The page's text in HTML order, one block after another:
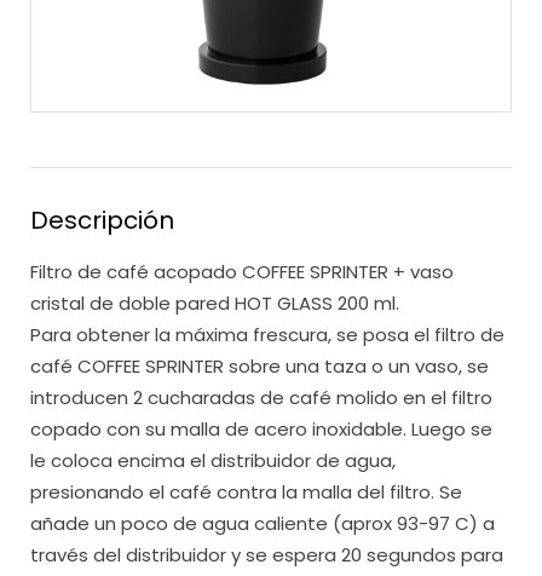
Descripción
Filtro de café acopado COFFEE SPRINTER + vaso
cristal de doble pared HOT GLASS 200 ml.
Para obtener la máxima frescura, se posa el filtro de
café COFFEE SPRINTER sobre una taza o un vaso, se
introducen 2 cucharadas de café molido en el filtro
copado con su malla de acero inoxidable. Luego se
le coloca encima el distribuidor de agua,
presionando el café contra la malla del filtro. Se
añade un poco de agua caliente (aprox 93-97 C) a
través del distribuidor y se espera 20 segundos para